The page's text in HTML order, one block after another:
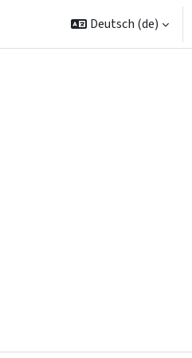
Deutsch ‎(de)‎